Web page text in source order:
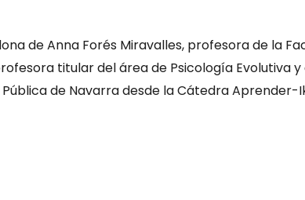
de Anna Forés Miravalles, profesora de la
titular del área de Psicología Evolutiva
de Navarra desde la Cátedra Aprender-